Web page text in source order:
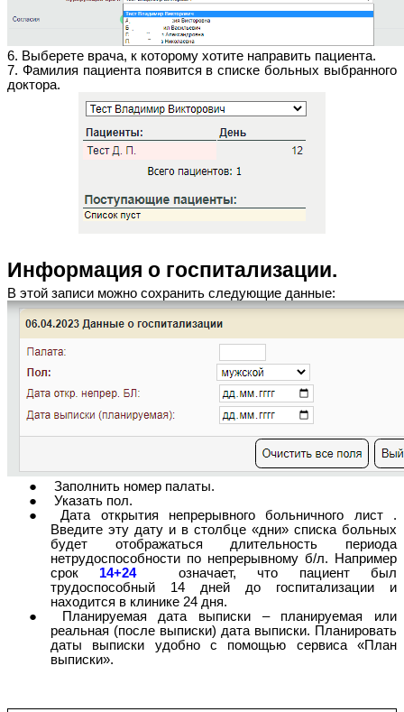
6. Выберете врача, к которому хотите направить пациента.
7. Фамилия пациента появится в списке больных выбранного
доктора.
Информация о госпитализации.
В этой записи можно сохранить следующие данные:
Заполнить номер палаты.
Указать пол.
Дата открытия непрерывного больничного лист .
Введите эту дату и в столбце «дни» списка больных
будет отображаться длительность периода
нетрудоспособности по непрерывному б/л. Например
срок 14+24
означает, что пациент был
трудоспособный 14 дней до госпитализации и
находится в клинике 24 дня.
Планируемая дата выписки – планируемая или
реальная (после выписки) дата выписки. Планировать
даты выписки удобно с помощью сервиса «План
выписки».